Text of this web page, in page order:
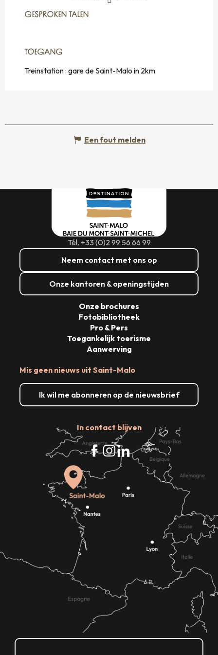
GESPROKEN TALEN
GESPROKEN TALEN
TOEGANG
TOEGANG
Treinstation : gare de Saint-Malo in 2km
Een fout melden
Tél. +33 (0)2 99 56 66 99
Neem contact met ons op
Onze kantoren & openingstijden
Mis geen nieuws uit Saint-Malo
Ik wil me abonneren op de nieuwsbrief
In contact blijven
Onze brochures
Fotobibliotheek
Pro & Pers
Toegankelijk toerisme
Aanwerving